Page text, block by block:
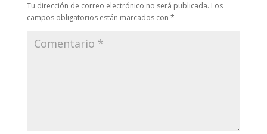
Tu dirección de correo electrónico no será publicada. Los
campos obligatorios están marcados con *